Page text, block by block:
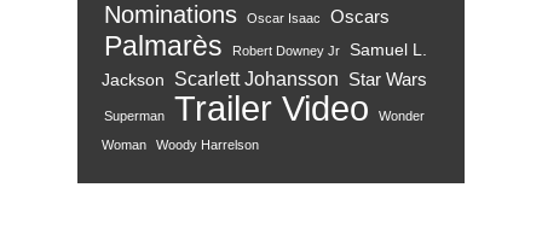
Nominations Oscar Isaac Oscars
Palmarès Robert Downey Jr
Samuel L.
Jackson
Scarlett Johansson Star Wars
Superman Trailer Video
Wonder
Woman
Woody Harrelson